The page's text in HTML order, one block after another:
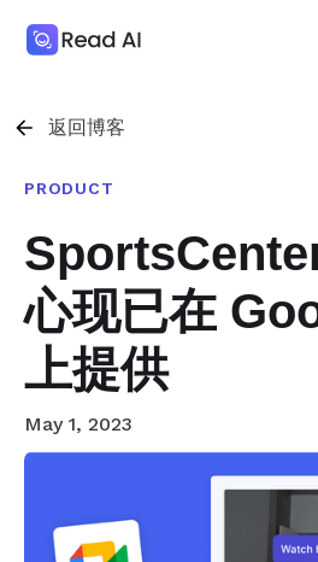
返回博客
PRODUCT
心现已在
上提供
May 1, 2023